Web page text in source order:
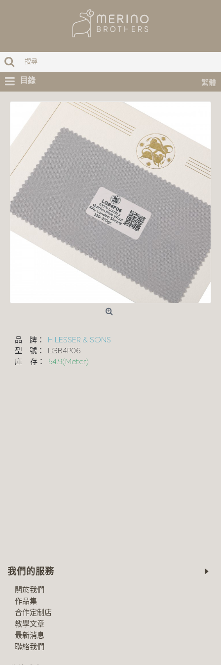
繁體
目錄
品 牌：
H LESSER & SONS
型 號：
LGB4P06
庫 存：
54.9(Meter)
我們的服務
關於我們
作品集
合作定制店
教學文章
最新消息
聯絡我們